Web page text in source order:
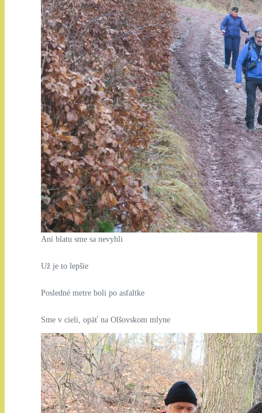
Ani blatu sme sa nevyhli
Už je to lepšie
Posledné metre boli po asfaltke
Sme v cieli, opäť na Olšovskom mlyne